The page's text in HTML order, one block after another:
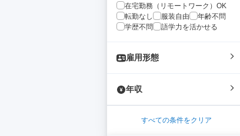
在宅勤務（リモートワーク）OK
転勤なし
服装自由
年齢不問
学歴不問
語学力を活かせる
雇用形態
年収
すべての条件をクリア